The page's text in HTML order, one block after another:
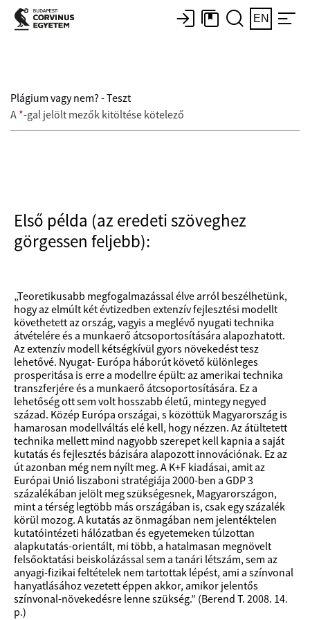
EN
Plágium vagy nem? - Teszt
A *-gal jelölt mezők kitöltése kötelező
Első példa (az eredeti szöveghez
görgessen feljebb):
„Teoretikusabb megfogalmazással élve arról beszélhetünk,
hogy az elmúlt két évtizedben extenzív fejlesztési modellt
követhetett az ország, vagyis a meglévő nyugati technika
átvételére és a munkaerő átcsoportosítására alapozhatott.
Az extenzív modell kétségkívül gyors növekedést tesz
lehetővé. Nyugat- Európa háborút követő különleges
prosperitása is erre a modellre épült: az amerikai technika
transzferjére és a munkaerő átcsoportosítására. Ez a
lehetőség ott sem volt hosszabb életű, mintegy negyed
század. Közép Európa országai, s közöttük Magyarország is
hamarosan modellváltás elé kell, hogy nézzen. Az átültetett
technika mellett mind nagyobb szerepet kell kapnia a saját
kutatás és fejlesztés bázisára alapozott innovációnak. Ez az
út azonban még nem nyílt meg. A K+F kiadásai, amit az
Európai Unió liszaboni stratégiája 2000-ben a GDP 3
százalékában jelölt meg szükségesnek, Magyarországon,
mint a térség legtöbb más országában is, csak egy százalék
körül mozog. A kutatás az önmagában nem jelentéktelen
kutatóintézeti hálózatban és egyetemeken túlzottan
alapkutatás-orientált, mi több, a hatalmasan megnövelt
felsőoktatási beiskolázással sem a tanári létszám, sem az
anyagi-fizikai feltételek nem tartottak lépést, ami a színvonal
hanyatlásához vezetett éppen akkor, amikor jelentős
színvonal-növekedésre lenne szükség.” (Berend T. 2008. 14.
p.)